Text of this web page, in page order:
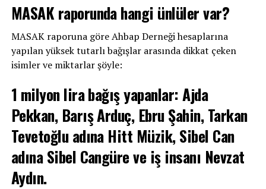
MASAK raporunda hangi ünlüler var?
MASAK raporuna göre Ahbap Derneği hesaplarına
yapılan yüksek tutarlı bağışlar arasında dikkat çeken
isimler ve miktarlar şöyle:
1 milyon lira bağış yapanlar: Ajda
Pekkan, Barış Arduç, Ebru Şahin, Tarkan
Tevetoğlu adına Hitt Müzik, Sibel Can
adına Sibel Cangüre ve iş insanı Nevzat
Aydın.